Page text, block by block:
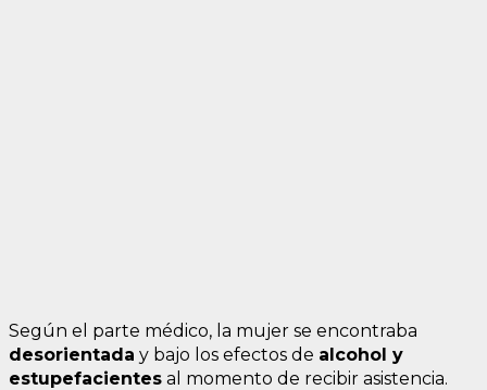
Según el parte médico, la mujer se encontraba
desorientada y bajo los efectos de alcohol y
estupefacientes al momento de recibir asistencia.